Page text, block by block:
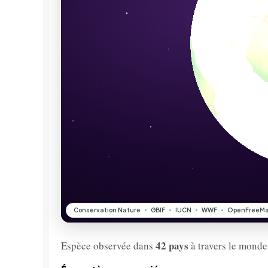
Espèce observée dans 42 pays à travers le